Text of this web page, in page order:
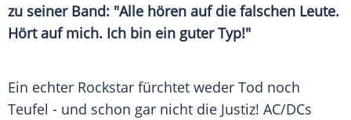
zu seiner Band: "Alle hören auf die falschen Leute.
Hört auf mich. Ich bin ein guter Typ!"
Ein echter Rockstar fürchtet weder Tod noch
Teufel - und schon gar nicht die Justiz! AC/DCs